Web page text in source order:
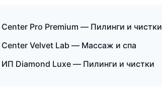
Center Pro Premium — Пилинги и чистки
Center Velvet Lab — Массаж и спа
ИП Diamond Luxe — Пилинги и чистки